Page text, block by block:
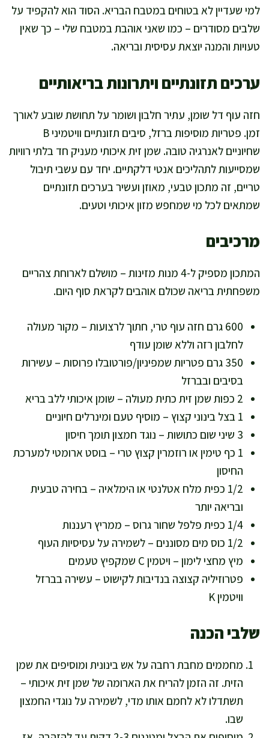
למי שעדיין לא בטוחים במטבח הבריא. הסוד הוא להקפיד על
שלבים מסודרים – כמו שאני אוהבת במטבח שלי – כך שאין
טעויות והמנה יוצאת עסיסית ובריאה.
ערכים תזונתיים ויתרונות בריאותיים
חזה עוף דל שומן, עתיר חלבון ושומר על תחושת שובע לאורך
זמן. פטריות מוסיפות ברזל, סיבים תזונתיים וויטמיני B
שחיוניים לאנרגיה טובה. שמן זית איכותי מעניק חד בלתי רוויות
שמסייעות לתהליכים אנטי דלקתיים. יחד עם עשבי תיבול
טריים, זה מתכון טבעי, מאוזן ועשיר בערכים תזונתיים
שמתאים לכל מי שמחפש מזון איכותי וטעים.
מרכיבים
המתכון מספיק ל-4 מנות מזינות – מושלם לארוחת צהריים
משפחתית בריאה שכולם אוהבים לקראת סוף היום.
600 גרם חזה עוף טרי, חתוך לרצועות – מקור מעולה
לחלבון רזה וללא שומן עודף
350 גרם פטריות שמפיניון/פורטובלו פרוסות – עשירות
בסיבים ובברזל
2 כפות שמן זית כתית מעולה – שומן איכותי ללב בריא
1 בצל בינוני קצוץ – מוסיף טעם ומינרלים חיוניים
3 שיני שום כתושות – נוגד חמצון תומך חיסון
1 כף טימין או רוזמרין קצוץ טרי – בוסט ארומטי למערכת
החיסון
1/2 כפית מלח אטלנטי או הימלאיה – בחירה טבעית
ובריאה יותר
1/4 כפית פלפל שחור גרוס – ממריץ רעננות
1/2 כוס מים מסוננים – לשמירה על עסיסיות העוף
מיץ מחצי לימון – ויטמין C שמקפיץ טעמים
פטרוזיליה קצוצה בנדיבות לקישוט – עשירה בברזל
וויטמין K
שלבי הכנה
מחממים מחבת רחבה על אש בינונית ומוסיפים את שמן
הזית. זה הזמן להריח את הארומה של שמן זית איכותי –
תשתדלו לא לחמם אותו מדי, לשמירה על נוגדי החמצון
שבו.